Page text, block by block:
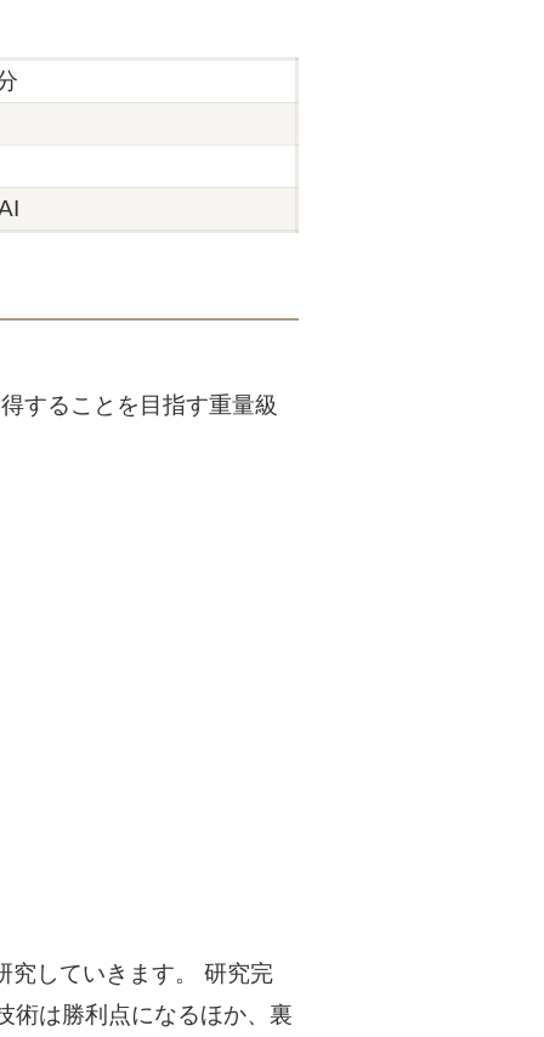
することを目指す重量級
究していきます。 研究完
術は勝利点になるほか、裏